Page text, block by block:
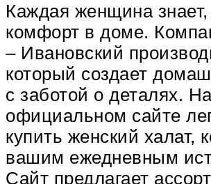
Каждая женщина знает,
комфорт в доме.
– Ивановский
который создает
с заботой о деталях.
официальном сайте
купить женский халат,
вашим ежедневным
Сайт предлагает